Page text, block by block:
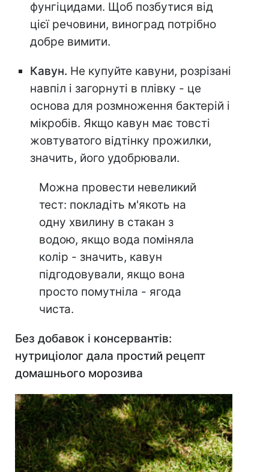
фунгіцидами. Щоб позбутися від
цієї речовини, виноград потрібно
добре вимити.
Кавун. Не купуйте кавуни, розрізані
навпіл і загорнуті в плівку - це
основа для розмноження бактерій і
мікробів. Якщо кавун має товсті
жовтуватого відтінку прожилки,
значить, його удобрювали.
Можна провести невеликий
тест: покладіть м'якоть на
одну хвилину в стакан з
водою, якщо вода поміняла
колір - значить, кавун
підгодовували, якщо вона
просто помутніла - ягода
чиста.
Без добавок і консервантів:
нутриціолог дала простий рецепт
домашнього морозива